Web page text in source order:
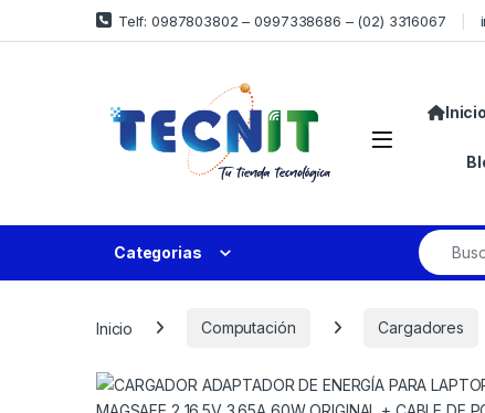
Telf: 0987803802 – 0997338686 – (02) 3316067
Inicio
Categorias
Inicio Computación Cargadores